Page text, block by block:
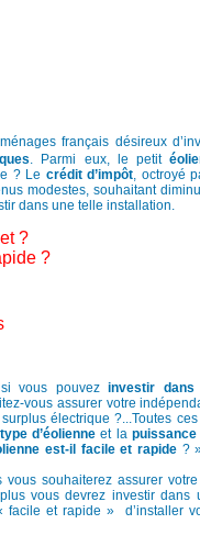
français désireux
. Parmi eux, le petit
? Le crédit d’impôt, octroyé
modestes, souhaitant
dans une telle installation.
?
?
vous pouvezinvestir dans
vous assurer votre
électrique ?...Toutes
d’éolienneet la puissance
est-il facile et rapide ?
souhaiterez assurer
vous devrez investir dans
facile et rapide » d’installer